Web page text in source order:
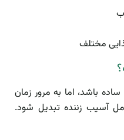
مختلف
باشد، اما به مرور زمان
آسیب زننده تبدیل شود.